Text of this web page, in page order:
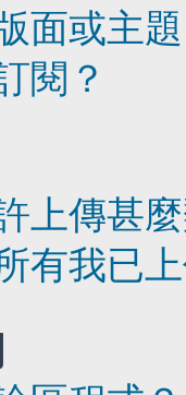
面或主
閱？
上傳甚
有我已